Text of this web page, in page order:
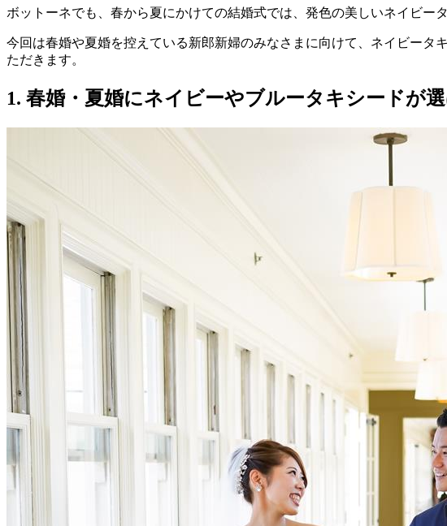
ボットーネでも、春から夏にかけての結婚式では、発色の美しいネイビー
今回は春婚や夏婚を控えている新郎新婦のみなさまに向けて、ネイビー
ただきます。
1. 春婚・夏婚にネイビーやブルータキシードが